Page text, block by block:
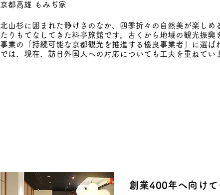
京都高雄 もみぢ家
北山杉に囲まれた静けさのなか、四季折々の自然美が楽し
たりもてなしてきた料亭旅館です。古くから地域の観光振
事業の「持続可能な京都観光を推進する優良事業者」に選
では、現在、訪日外国人への対応についても工夫を重ねてい
創業400年へ向け